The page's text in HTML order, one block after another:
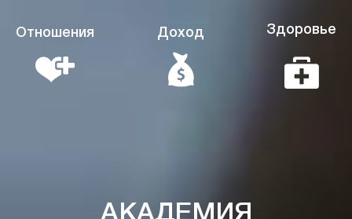
Отношения Доход Здоровье
АКАДЕМИЯ